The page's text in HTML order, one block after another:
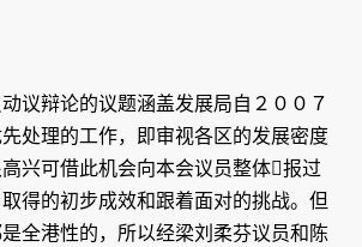
议辩论的议题涵盖发展局自２００７
处理的工作，即审视各区的发展密度
兴可借此机会向本会议员整体报过
得的初步成效和跟着面对的挑战。但
全港性的，所以经梁刘柔芬议员和陈